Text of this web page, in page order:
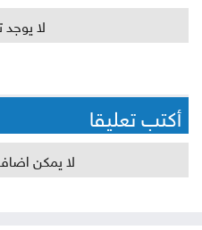
لا
أكتب تعليقا
لا يمكن